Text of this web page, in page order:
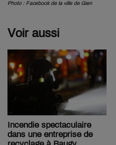
Photo : Facebook de la ville de Gien
Voir aussi
Incendie spectaculaire
dans une entreprise de